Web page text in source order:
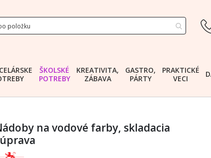
ŠKOLSKÉ
POTREBY
KREATIVITA,
ZÁBAVA
GASTRO,
PÁRTY
PRAKTICKÉ
VECI
na vodové farby, skladacia